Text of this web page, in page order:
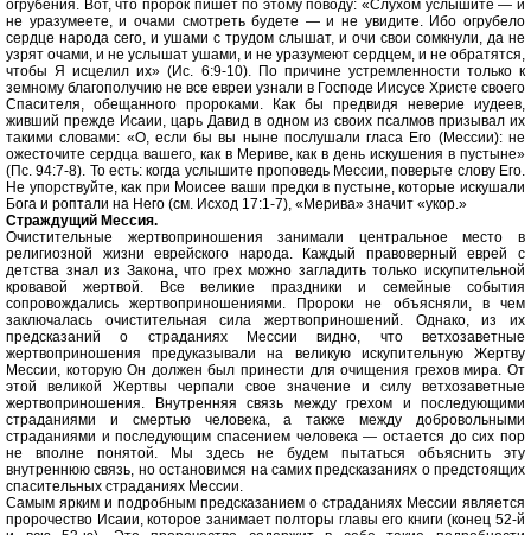
огрубения. Вот, что пророк пишет по этому поводу: «Слухом услышите — и
не уразумеете, и очами смотреть будете — и не увидите. Ибо огрубело
сердце народа сего, и ушами с трудом слышат, и очи свои сомкнули, да не
узрят очами, и не услышат ушами, и не уразумеют сердцем, и не обратятся,
чтобы Я исцелил их» (Ис. 6:9-10). По причине устремленности только к
земному благополучию не все евреи узнали в Господе Иисусе Христе своего
Спасителя, обещанного пророками. Как бы предвидя неверие иудеев,
живший прежде Исаии, царь Давид в одном из своих псалмов призывал их
такими словами: «О, если бы вы ныне послушали гласа Его (Мессии): не
ожесточите сердца вашего, как в Мериве, как в день искушения в пустыне»
(Пс. 94:7-8). То есть: когда услышите проповедь Мессии, поверьте слову Его.
Не упорствуйте, как при Моисее ваши предки в пустыне, которые искушали
Бога и роптали на Него (см. Исход 17:1-7), «Мерива» значит «укор.»
Страждущий Мессия.
Очистительные жертвоприношения занимали центральное место в
религиозной жизни еврейского народа. Каждый правоверный еврей с
детства знал из Закона, что грех можно загладить только искупительной
кровавой жертвой. Все великие праздники и семейные события
сопровождались жертвоприношениями. Пророки не объясняли, в чем
заключалась очистительная сила жертвоприношений. Однако, из их
предсказаний о страданиях Мессии видно, что ветхозаветные
жертвоприношения предуказывали на великую искупительную Жертву
Мессии, которую Он должен был принести для очищения грехов мира. От
этой великой Жертвы черпали свое значение и силу ветхозаветные
жертвоприношения. Внутренняя связь между грехом и последующими
страданиями и смертью человека, а также между добровольными
страданиями и последующим спасением человека — остается до сих пор
не вполне понятой. Мы здесь не будем пытаться объяснить эту
внутреннюю связь, но остановимся на самих предсказаниях о предстоящих
спасительных страданиях Мессии.
Самым ярким и подробным предсказанием о страданиях Мессии является
пророчество Исаии, которое занимает полторы главы его книги (конец 52-й